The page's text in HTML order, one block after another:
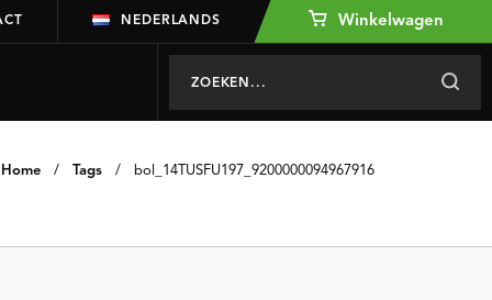
NEDERLANDS Winkelwagen
Home / Tags / bol_14TUSFU197_9200000094967916